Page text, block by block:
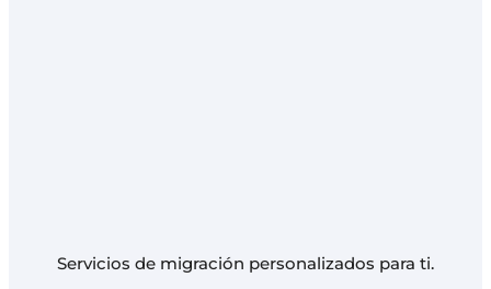
Servicios de migración personalizados para ti.